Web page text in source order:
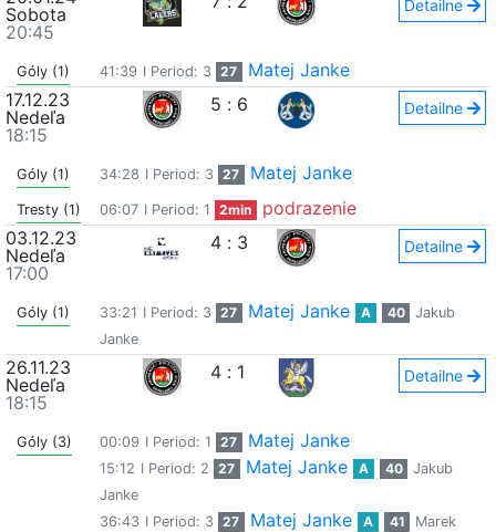
Sobota
20:45
Detailne
Góly (1) 41:39 I Period: 3 27
Matej Janke
17.12.23
Nedeľa
18:15
5 : 6 Detailne
Góly (1) 34:28 I Period: 3 27 Matej Janke
Tresty (1) 06:07 I Period: 1 2min
podrazenie
03.12.23
Nedeľa
17:00
4 : 3 Detailne
Góly (1) 33:21 I Period: 3 27 Matej Janke A 40
Jakub
Janke
26.11.23
Nedeľa
18:15
4 : 1 Detailne
Góly (3) 00:09 I Period: 1 27 Matej Janke
15:12 I Period: 2 27 Matej Janke A 40
Jakub
Janke
36:43 I Period: 3 27 Matej Janke A 41
Marek